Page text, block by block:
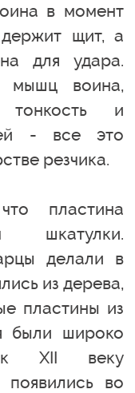
в момент
щит, а
для удара.
мышц воина,
тонкость и
- все это
резчика.
пластина
шкатулки.
делали в
из дерева,
пластины из
были широко
к XII веку
появились во